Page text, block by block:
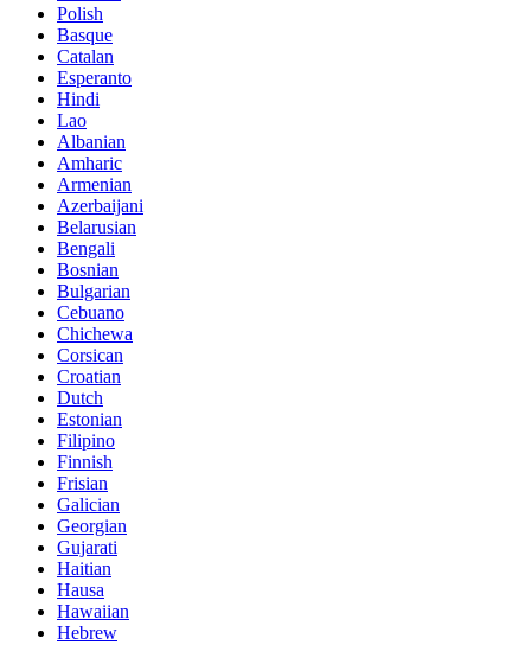
Polish
Basque
Catalan
Esperanto
Hindi
Lao
Albanian
Amharic
Armenian
Azerbaijani
Belarusian
Bengali
Bosnian
Bulgarian
Cebuano
Chichewa
Corsican
Croatian
Dutch
Estonian
Filipino
Finnish
Frisian
Galician
Georgian
Gujarati
Haitian
Hausa
Hawaiian
Hebrew